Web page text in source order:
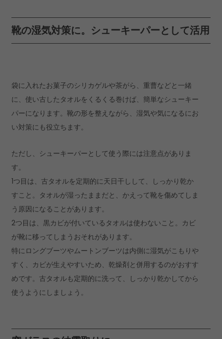
靴の湿気対策に。シューキーパーとして活用
袋に入れたお菓子のシリカゲルや茶がら、重曹などと一緒
に、使い古したタオルをくるくる巻けば、簡単なシューキー
パーになります。靴の形を整えながら、湿気や気になるにお
い対策にも役立ちます。
ただし、シューキーパーとして使う際には注意点がありま
す。
1つ目は、古タオルを定期的に天日干しして、しっかり乾か
すこと。タオルが湿ったままだと、かえって靴を傷めてしま
う原因になることがあります。
2つ目は、黒カビが付いているタオルは使わないこと。カビ
が靴に移ってしまうおそれがあります。
特にロングブーツやムートンブーツは内側に湿気がこもりや
すく、カビが生えやすいため、乾燥剤と併用するのがおすす
めです。古タオルも定期的に洗って、しっかり乾かしてから
使うようにしましょう。